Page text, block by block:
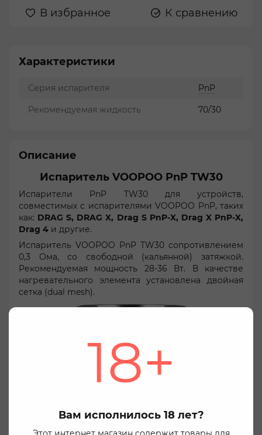
Мы заботимся о вашей конфиденциальности
Используя этот веб-сайт Вы соглашаетесь с
использованием файлов cookie, для маркетинга,
это в настройках вашего браузера. Нажмите кнопку
«Согласиться», чтобы дать согласие на
18+
Вам исполнилось 18 лет?
В избранное К сравнению
Характеристики
Серия испарителя PnP
Рекомендуемая жидкость 70/30
Описание
Испаритель VOOPOO PnP TW30
Испарители PnP TW30 для устройств,
совместимых с испарителями VOOPOO PnP, таких
как: DRAG S, DRAG X, Drag S PnP-X, Drag X PnP-X,
Drag 4 и другие.
Испаритель VOOPOO PnP TW30 сопротивлением
0,3 Ома, со свободной (кальянной) затяжкой.
Рекомендуемая мощность 28-36 Вт. В качестве
нагревательного элемента установлена ​​двойная
сетка (dual mesh).